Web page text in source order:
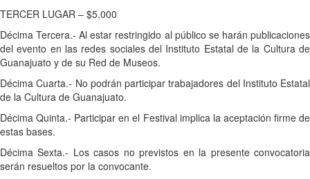
TERCER LUGAR – $5,000
Décima Tercera.- Al estar restringido al público se harán publicaciones
del evento en las redes sociales del Instituto Estatal de la Cultura de
Guanajuato y de su Red de Museos.
Décima Cuarta.- No podrán participar trabajadores del Instituto Estatal
de la Cultura de Guanajuato.
Décima Quinta.- Participar en el Festival implica la aceptación firme de
estas bases.
Décima Sexta.- Los casos no previstos en la presente convocatoria
serán resueltos por la convocante.